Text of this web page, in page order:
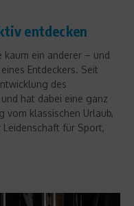
entdecken
kaum ein anderer – und
Entdeckers. Seit
des
hat dabei eine ganz
vom klassischen Urlaub,
Leidenschaft für Sport,